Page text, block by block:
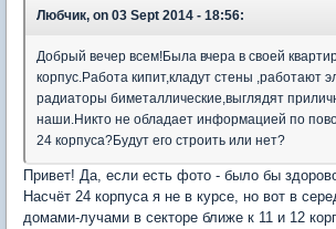
Любчик, on 03 Sept 2014 - 18:56:
Добрый вечер всем!Была вчера в своей
корпус.Работа кипит,кладут стены ,работают
радиаторы биметаллические,выглядят
наши.Никто не обладает информацией по
24 корпуса?Будут его строить или нет?
Привет! Да, если есть фото - было бы
Насчёт 24 корпуса я не в курсе, но вот в
домами-лучами в секторе ближе к 11 и 12